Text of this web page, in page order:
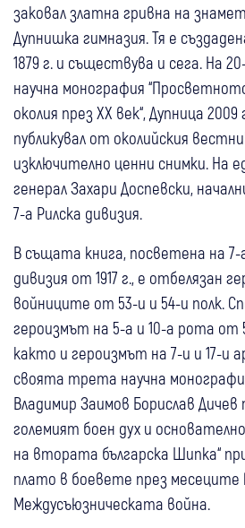
заковал златна гривна на
Дупнишка гимназия. Тя е
1879 г. и съществува и сега. На
научна монография
околия през ХХ век“, Дупница
публикувал от околийския
изключително ценни снимки. На
генерал Захари Доспевски,
7-а Рилска дивизия.
В същата книга, посветена на 7-
дивизия от 1917 г., е отбелязан
войниците от 53-и и 54-и полк.
героизмът на 5-а и 10-а рота от
както и героизмът на 7-и и 17-и
своята трета научна
Владимир Заимов Борислав
големият боен дух и
на втората българска Шипка“
плато в боевете през месеците
Междусъюзническата война.